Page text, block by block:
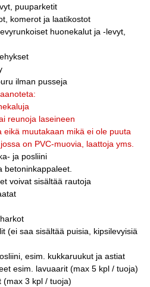
puuparketit
komerot ja laatikostot
huonekalut ja -levyt,
ilman pusseja
reunoja laseineen
eikä muutakaan mikä ei ole puuta
on PVC-muovia, laattoja yms.
ja posliini
betoninkappaleet.
voivat sisältää rautoja
(ei saa sisältää puisia, kipsilevyisiä
esim. kukkaruukut ja astiat
esim. lavuaarit (max 5 kpl / tuoja)
(max 3 kpl / tuoja)